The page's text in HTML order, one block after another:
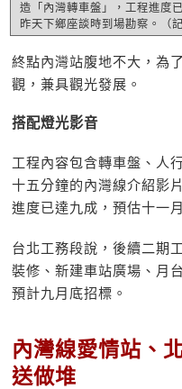
造「內灣轉車盤」，工程進度
昨天下鄉座談時到場勘察。（
終點內灣站腹地不大，為
觀，兼具觀光發展。
搭配燈光影音
工程內容包含轉車盤、人
十五分鐘的內灣線介紹影
進度已達九成，預估十一
台北工務段說，後續二期
裝修、新建車站廣場、月
預計九月底招標。
內灣線愛情站、
送做堆